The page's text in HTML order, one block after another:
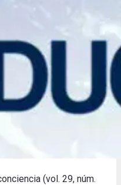
(vol. 29, núm.